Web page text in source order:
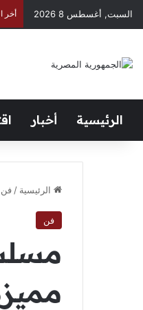
السبت, أغسطس 8 2026 أخر
الرئيسية أخبار
الرئيسية / فن
فن